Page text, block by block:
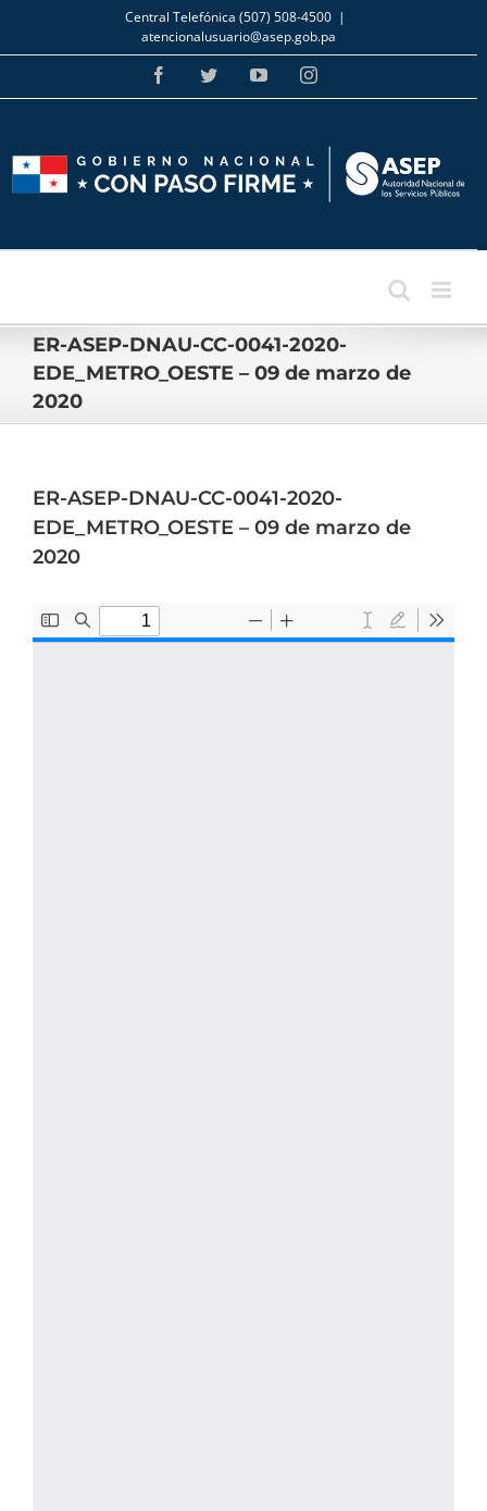
Skip
to
content
Central Telefónica (507) 508-4500 |
atencionalusuario@asep.gob.pa
FacebookTwitterYouTubeInstagram
ER-ASEP-DNAU-CC-0041-2020-
EDE_METRO_OESTE – 09 de marzo de
2020
ER-ASEP-DNAU-CC-0041-2020-
EDE_METRO_OESTE – 09 de marzo de
2020